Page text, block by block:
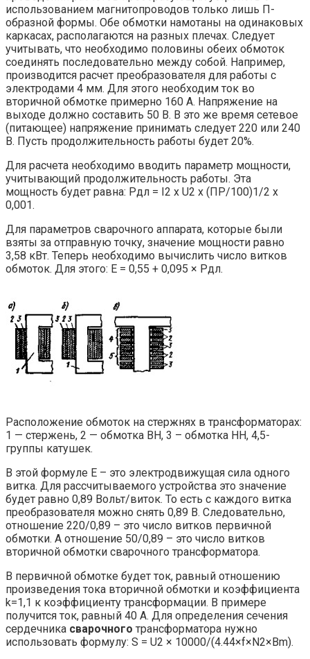
использованием магнитопроводов только лишь П-
образной формы. Обе обмотки намотаны на одинаковых
каркасах, располагаются на разных плечах. Следует
учитывать, что необходимо половины обеих обмоток
соединять последовательно между собой. Например,
производится расчет преобразователя для работы с
электродами 4 мм. Для этого необходим ток во
вторичной обмотке примерно 160 А. Напряжение на
выходе должно составить 50 В. В это же время сетевое
(питающее) напряжение принимать следует 220 или 240
В. Пусть продолжительность работы будет 20%.
Для расчета необходимо вводить параметр мощности,
учитывающий продолжительность работы. Эта
мощность будет равна: Рдл = I2 x U2 x (ПР/100)1/2 х
0,001.
Для параметров сварочного аппарата, которые были
взяты за отправную точку, значение мощности равно
3,58 кВт. Теперь необходимо вычислить число витков
обмоток. Для этого: E = 0,55 + 0,095 × Pдл.
Расположение обмоток на стержнях в трансформаторах:
1 — стержень, 2 — обмотка ВН, 3 – обмотка НН, 4,5-
группы катушек.
В этой формуле Е – это электродвижущая сила одного
витка. Для рассчитываемого устройства это значение
будет равно 0,89 Вольт/виток. То есть с каждого витка
преобразователя можно снять 0,89 В. Следовательно,
отношение 220/0,89 – это число витков первичной
обмотки. А отношение 50/0,89 – это число витков
вторичной обмотки сварочного трансформатора.
В первичной обмотке будет ток, равный отношению
произведения тока вторичной обмотки и коэффициента
k=1,1 к коэффициенту трансформации. В примере
получится ток, равный 40 А. Для определения сечения
сердечника сварочного трансформатора нужно
использовать формулу: S = U2 × 10000/(4.44×f×N2×Bm).